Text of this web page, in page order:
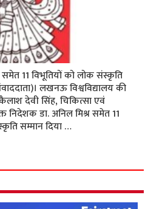
समेत 11 विभूतियों को लोक संस्कृति
लखनऊ विश्वविद्यालय की
कैलाश देवी सिंह, चिकित्सा एवं
निदेशक डा. अनिल मिश्र समेत 11
सम्मान दिया …